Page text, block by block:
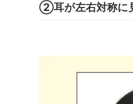
②耳が左右対称に